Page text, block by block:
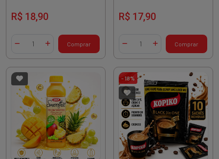
R$ 18,90
Diminuir QuantidadeAdicionar Quantidade
Comprar
R$ 17,90
Diminuir QuantidadeAdicionar Quantidade
Comprar
- 18%